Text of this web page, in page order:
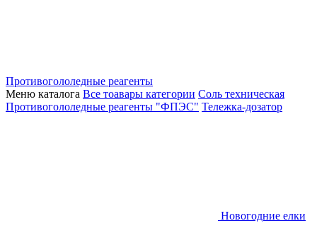
Противогололедные реагенты
Меню каталога Все тоавары категории Соль техническая
Противогололедные реагенты "ФПЭС" Тележка-дозатор
Новогодние елки